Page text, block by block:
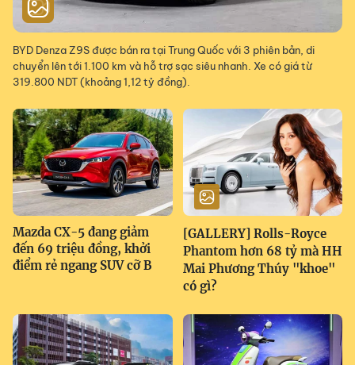
BYD Denza Z9S được bán ra tại Trung Quốc với 3 phiên bản, di
chuyển lên tới 1.100 km và hỗ trợ sạc siêu nhanh. Xe có giá từ
319.800 NDT (khoảng 1,12 tỷ đồng).
Mazda CX-5 đang giảm
đến 69 triệu đồng, khởi
điểm rẻ ngang SUV cỡ B
[GALLERY] Rolls-Royce
Phantom hơn 68 tỷ mà HH
Mai Phương Thúy "khoe"
có gì?